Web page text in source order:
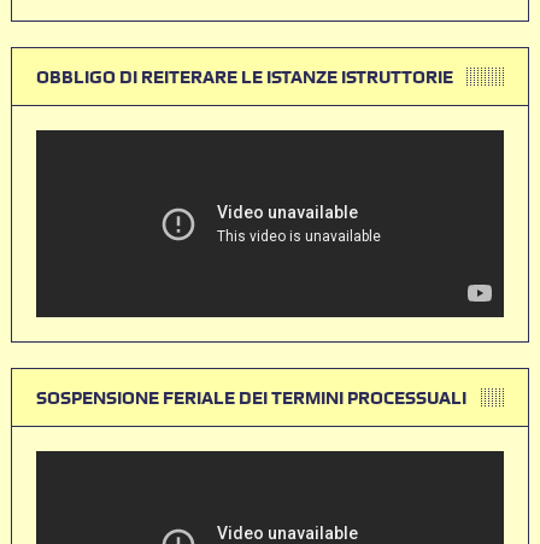
OBBLIGO DI REITERARE LE ISTANZE ISTRUTTORIE
SOSPENSIONE FERIALE DEI TERMINI PROCESSUALI